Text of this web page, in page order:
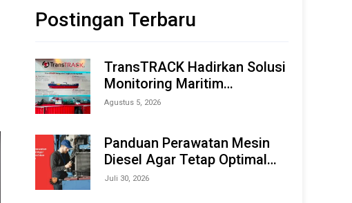
Postingan Terbaru
TransTRACK Hadirkan Solusi
Monitoring Maritim
Terintegrasi Berbasis AI &
Offshore Expo (IMOX) 2026
Agustus 5, 2026
Panduan Perawatan Mesin
Diesel Agar Tetap Optimal
dan Tahan Lama
Juli 30, 2026